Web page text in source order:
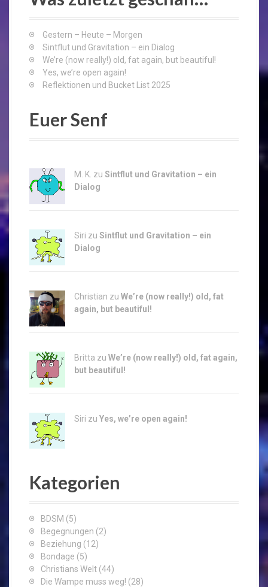
h
Gestern – Heute – Morgen
Sintflut und Gravitation – ein Dialog
We’re (now really!) old, fat again, but beautiful!
Yes, we’re open again!
Reflektionen und Bucket List 2025
Euer Senf
M. K. zu Sintflut und Gravitation – ein
Dialog
Siri zu Sintflut und Gravitation – ein
Dialog
Christian zu We’re (now really!) old, fat
again, but beautiful!
Britta zu We’re (now really!) old, fat again,
but beautiful!
Siri zu Yes, we’re open again!
Kategorien
BDSM (5)
Begegnungen (2)
Beziehung (12)
Bondage (5)
Christians Welt (44)
Die Wampe muss weg! (28)